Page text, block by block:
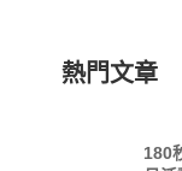
熱門文章
180